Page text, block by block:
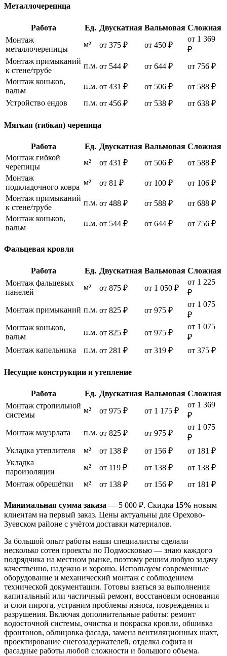
Металлочерепица
Работа Ед. Двускатная Вальмовая Сложная
Монтаж
металлочерепицы
м² от 375 ₽ от 450 ₽
от 1 369
₽
Монтаж примыканий
к стене/трубе
п.м. от 544 ₽ от 644 ₽
от 756 ₽
Монтаж коньков,
вальм
п.м. от 431 ₽ от 506 ₽
от 588 ₽
Устройство ендов
п.м. от 456 ₽ от 538 ₽ от 638 ₽
Мягкая (гибкая) черепица
Работа Ед. Двускатная Вальмовая Сложная
Монтаж гибкой
черепицы
м² от 431 ₽ от 506 ₽
от 588 ₽
Монтаж
подкладочного ковра
м² от 81 ₽ от 100 ₽
от 106 ₽
Монтаж примыканий
к стене/трубе
п.м. от 488 ₽ от 588 ₽
от 688 ₽
Монтаж коньков,
вальм
п.м. от 544 ₽ от 644 ₽ от 756 ₽
Фальцевая кровля
Работа Ед. Двускатная Вальмовая Сложная
Монтаж фальцевых
панелей
м² от 875 ₽ от 1 050 ₽
от 1 225
₽
Монтаж примыканий п.м. от 825 ₽ от 975 ₽
от 1 075
₽
Монтаж коньков,
вальм
п.м. от 825 ₽ от 975 ₽
от 1 075
₽
Монтаж капельника
п.м. от 281 ₽ от 319 ₽ от 375 ₽
Несущие конструкции и утепление
Работа Ед. Двускатная Вальмовая Сложная
Монтаж стропильной
системы
м² от 975 ₽ от 1 175 ₽
от 1 369
₽
Монтаж мауэрлата
п.м. от 825 ₽ от 975 ₽
от 1 075
₽
Укладка утеплителя
м² от 138 ₽ от 156 ₽
от 181 ₽
Укладка
пароизоляции
м² от 119 ₽ от 138 ₽
от 138 ₽
Монтаж обрешётки
м² от 138 ₽ от 156 ₽ от 181 ₽
Минимальная сумма заказа — 5 000 ₽. Скидка 15% новым
клиентам на первый заказ. Цены актуальны для Орехово-
Зуевском районе с учётом доставки материалов.
За большой опыт работы наши специалисты сделали
несколько сотен проекты по Подмосковью — знаю каждого
подрядчика на местном рынке, поэтому решим любую задачу
качественно, надежно и хорошо. Используем современные
оборудование и механический монтаж с соблюдением
технической документации. Готовы взяться за выполнения
капитальный или частичный ремонт, восстановим основания
и слои пирога, устраним проблемы износа, повреждения и
разрушения. Включая дополнительные работы: ремонт
водосточной системы, очистка и покраска кровли, обшивка
фронтонов, облицовка фасада, замена вентиляционных шахт,
проектирование снегозадержателей, отделка софита и
фасадные работы любой сложности и большого объема.